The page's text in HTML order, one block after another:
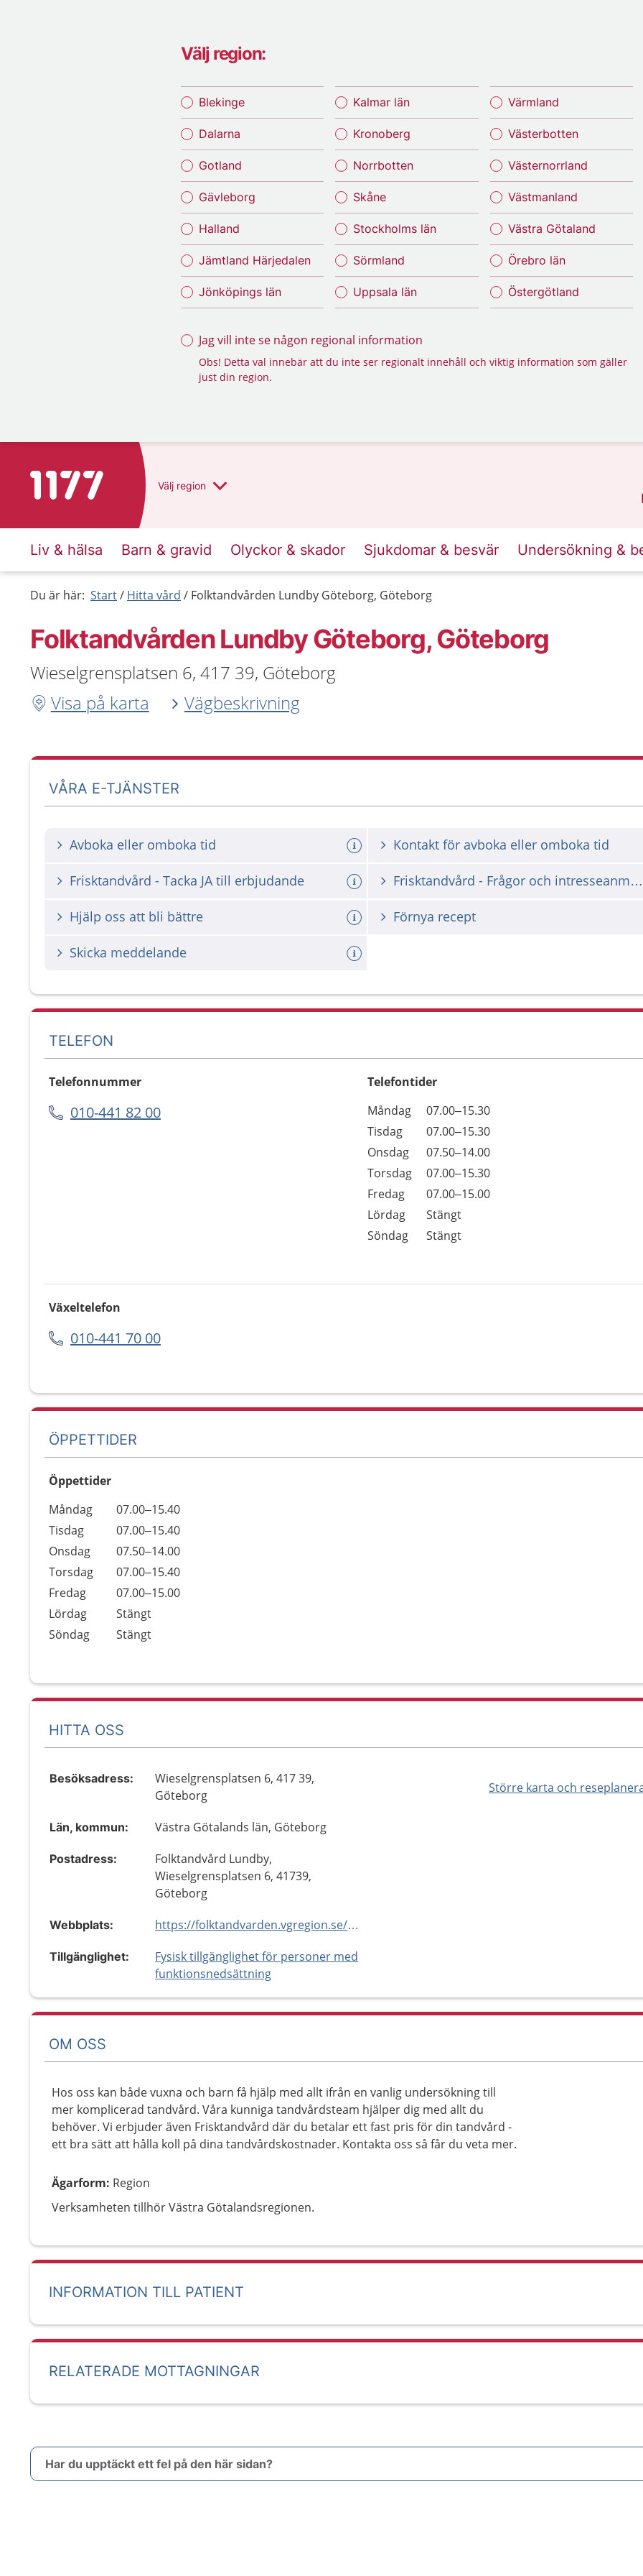
Välj region:
Blekinge
Dalarna
Gotland
Gävleborg
Halland
Jämtland Härjedalen
Jönköpings län
Kalmar län
Kronoberg
Norrbotten
Skåne
Stockholms län
Sörmland
Uppsala län
Värmland
Västerbotten
Västernorrland
Västmanland
Västra Götaland
Örebro län
Östergötland
Jag vill inte se någon regional information
Obs! Detta val innebär att du inte ser regionalt innehåll och viktig information som gäller
just din region.
Till startsidan för 1177 Välj region
Liv & hälsa Barn & gravid Olyckor & skador Sjukdomar & besvär Undersökning &
Du är här: Start Hitta vård Folktandvården Lundby Göteborg, Göteborg
Folktandvården Lundby Göteborg, Göteborg
Wieselgrensplatsen 6, 417 39, Göteborg
Visa på karta
Vägbeskrivning
VÅRA E-TJÄNSTER
Avboka eller omboka tid Kontakt för avboka eller omboka tid
Frisktandvård - Tacka JA till erbjudande Frisktandvård - Frågor och intresseanmälan
Hjälp oss att bli bättre Förnya recept
Skicka meddelande
TELEFON
Telefonnummer
010-441 82 00
Telefontider
Dag
Öppettider
Kommentarer
Måndag
07.00–15.30
Tisdag
07.00–15.30
Onsdag
07.50–14.00
Torsdag
07.00–15.30
Fredag
07.00–15.00
Lördag
Stängt
Söndag
Stängt
Växeltelefon
010-441 70 00
ÖPPETTIDER
Öppettider
Dag
Öppettider
Kommentarer
Måndag
07.00–15.40
Tisdag
07.00–15.40
Onsdag
07.50–14.00
Torsdag
07.00–15.40
Fredag
07.00–15.00
Lördag
Stängt
Söndag
Stängt
HITTA OSS
Större karta och
Besöksadress:
Wieselgrensplatsen 6, 417 39,
Göteborg
Län, kommun: Västra Götalands län, Göteborg
Postadress:
Folktandvård Lundby,
Wieselgrensplatsen 6, 41739,
Göteborg
Webbplats: https://folktandvarden.vgregion.se/lundby
Tillgänglighet:
Fysisk tillgänglighet för personer med
funktionsnedsättning
OM OSS
Hos oss kan både vuxna och barn få hjälp med allt ifrån en vanlig undersökning till
mer komplicerad tandvård. Våra kunniga tandvårdsteam hjälper dig med allt du
behöver. Vi erbjuder även Frisktandvård där du betalar ett fast pris för din tandvård -
ett bra sätt att hålla koll på dina tandvårdskostnader. Kontakta oss så får du veta mer.
Ägarform: Region
Verksamheten tillhör Västra Götalandsregionen.
INFORMATION TILL PATIENT
RELATERADE MOTTAGNINGAR
Har du upptäckt ett fel på den här sidan?